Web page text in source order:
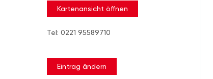
Kartenansicht öffnen
Tel: 0221 95589710
Eintrag ändern